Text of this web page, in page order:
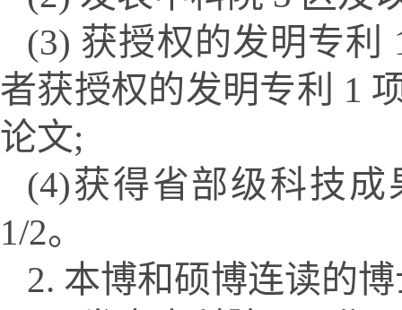
(3) 获授权的发明专利
者获授权的发明专利 1
论文;
(4)获得省部级科技
1/2。
2. 本博和硕博连读的